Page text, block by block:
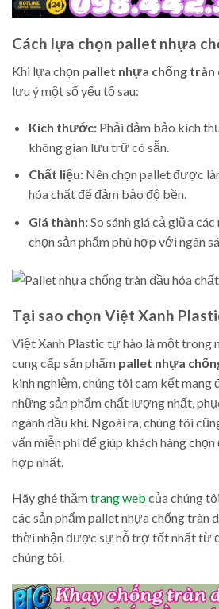
Cách lựa chọn pallet nhựa
Khi lựa chọn pallet nhựa chống tràn
lưu ý một số yếu tố sau:
Kích thước:Phải đảm bảo kích
không gian lưu trữ có sẵn.
Chất liệu:Nên chọn pallet được
hóa chất để đảm bảo độ bền.
Giá thành:So sánh giá cả giữa
chọn sản phẩm phù hợp với ngân
Tại sao chọn Việt Xanh
Việt Xanh Plastic tự hào là một trong
cung cấp sản phẩm pallet nhựa
kinh nghiệm, chúng tôi cam kết mang
những sản phẩm chất lượng nhất,
ngành dầu khí. Ngoài ra, chúng tôi
vấn miễn phí để giúp khách hàng
hợp nhất.
Hãy ghé thămtrang web của chúng
các sản phẩm pallet nhựa chống tràn
thời nhận được sự hỗ trợ tốt nhất từ
chúng tôi.